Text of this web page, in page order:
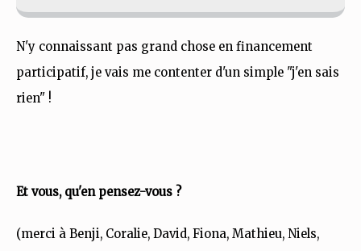
N'y connaissant pas grand chose en financement
participatif, je vais me contenter d'un simple "j'en sais
rien" !
Et vous, qu'en pensez-vous ?
(merci à Benji, Coralie, David, Fiona, Mathieu, Niels,